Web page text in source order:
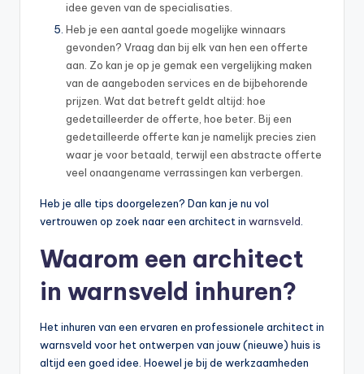
idee geven van de specialisaties.
Heb je een aantal goede mogelijke winnaars
gevonden? Vraag dan bij elk van hen een offerte
aan. Zo kan je op je gemak een vergelijking maken
van de aangeboden services en de bijbehorende
prijzen. Wat dat betreft geldt altijd: hoe
gedetailleerder de offerte, hoe beter. Bij een
gedetailleerde offerte kan je namelijk precies zien
waar je voor betaald, terwijl een abstracte offerte
veel onaangename verrassingen kan verbergen.
Heb je alle tips doorgelezen? Dan kan je nu vol
vertrouwen op zoek naar een architect in warnsveld.
Waarom een architect
in warnsveld inhuren?
Het inhuren van een ervaren en professionele architect in
warnsveld voor het ontwerpen van jouw (nieuwe) huis is
altijd een goed idee. Hoewel je bij de werkzaamheden